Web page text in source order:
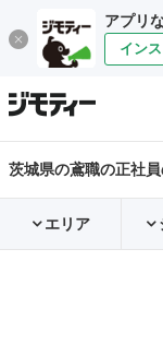
アプリ
イン
茨城県の鳶職の正社
エリア